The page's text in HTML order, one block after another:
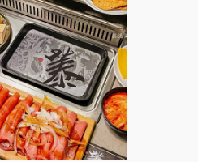
加盟說明會
說明會
加盟說明會
鍋加盟說明會
加盟說明會
明會